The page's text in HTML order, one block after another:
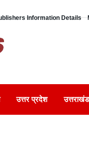
Information Details
उत्तर प्रदेश उत्तराखंड